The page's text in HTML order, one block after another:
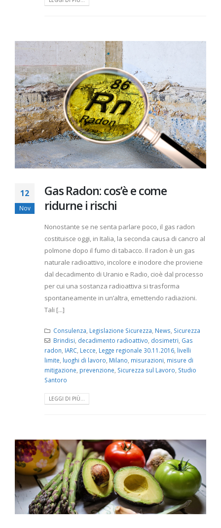
12
Nov
Gas Radon: cos’è e come
ridurne i rischi
Nonostante se ne senta parlare poco, il gas radon
costituisce oggi, in Italia, la seconda causa di cancro al
polmone dopo il fumo di tabacco. Il radon è un gas
naturale radioattivo, incolore e inodore che proviene
dal decadimento di Uranio e Radio, cioè dal processo
per cui una sostanza radioattiva si trasforma
spontaneamente in un’altra, emettendo radiazioni.
Tali [...]
Consulenza, Legislazione Sicurezza, News, Sicurezza
Brindisi, decadimento radioattivo, dosimetri, Gas
radon, IARC, Lecce, Legge regionale 30.11.2016, livelli
limite, luoghi di lavoro, Milano, misurazioni, misure di
mitigazione, prevenzione, Sicurezza sul Lavoro, Studio
Santoro
LEGGI DI PIÙ...